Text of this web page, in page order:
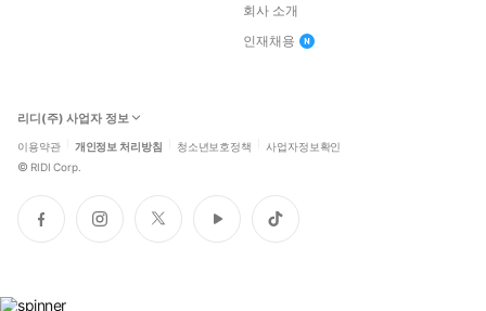
회사 소개
인재채용
리디(주) 사업자 정보
이용약관 개인정보 처리방침 청소년보호정책 사업자정보확인
© RIDI Corp.
페
이
인
스
트
위
유
튜
틱
톡